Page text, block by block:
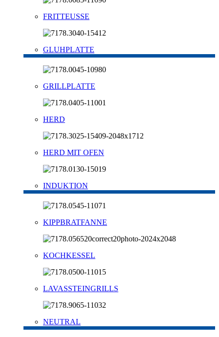
FRITTEUSSE
GLUHPLATTE
GRILLPLATTE
HERD
HERD MIT OFEN
INDUKTION
KIPPBRATFANNE
KOCHKESSEL
LAVASSTEINGRILLS
NEUTRAL